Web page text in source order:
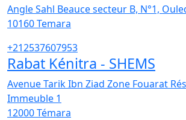
Angle Sahl Beauce secteur B, N°1,
10160Temara
+212537607953
Rabat Kénitra - SHEMS
Avenue Tarik Ibn Ziad Zone Fouarat
Immeuble 1
12000Témara